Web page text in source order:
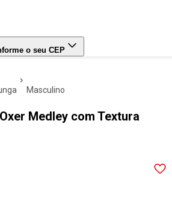
o seu CEP
masculino
Medley com Textura